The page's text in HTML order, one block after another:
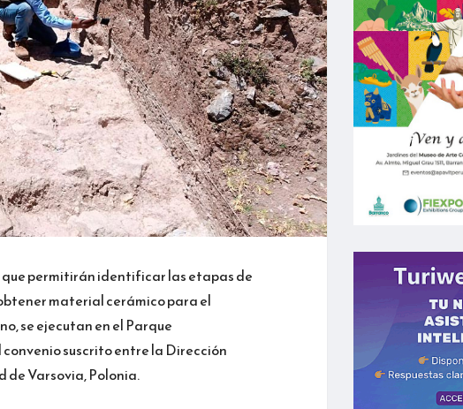
permitirán identificar las etapas de
material cerámico para el
se ejecutan en el Parque
suscrito entre la Dirección
de Varsovia, Polonia.